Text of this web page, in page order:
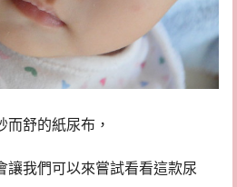
而舒的紙尿布，
讓我們可以來嘗試看看這款尿